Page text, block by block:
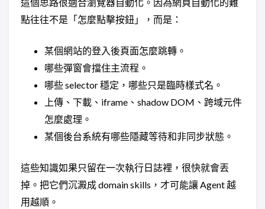
這個思路很適合瀏覽器自動化。因為網頁自動化的難
點往往不是「怎麼點擊按鈕」，而是：
某個網站的登入後頁面怎麼跳轉。
哪些彈窗會擋住主流程。
哪些 selector 穩定，哪些只是臨時樣式名。
上傳、下載、iframe、shadow DOM、跨域元件
怎麼處理。
某個後台系統有哪些隱藏等待和非同步狀態。
這些知識如果只留在一次執行日誌裡，很快就會丟
掉。把它們沉澱成 domain skills，才可能讓 Agent 越
用越順。